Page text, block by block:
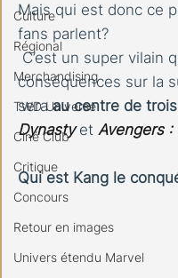
Culture
Régional
Merchandising
TWD Universe
Ciné Club
Critique
Concours
Retour en images
Univers étendu Marvel
Mais qui est donc ce
fans parlent?
conséquences sur la
sera au centre de
Dynasty et Avengers :
Qui est Kang le